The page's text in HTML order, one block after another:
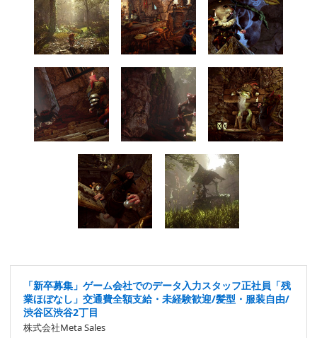
「新卒募集」ゲーム会社でのデータ入力スタッフ正社員「残
業ほぼなし」交通費全額支給・未経験歓迎/髪型・服装自由/
渋谷区渋谷2丁目
株式会社Meta Sales